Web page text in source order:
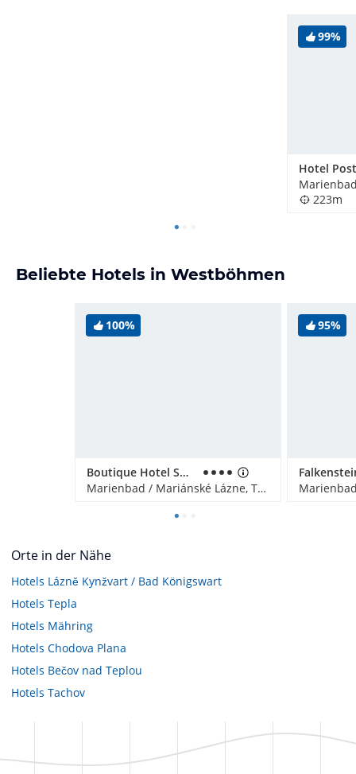
99%
Hotel
223m
Beliebte Hotels in Westböhmen
100%
Boutique Hotel SwissHouse
Marienbad / Mariánské Lázne, Tschechien
95%
Orte in der Nähe
Hotels Lázně Kynžvart / Bad Königswart
Hotels Tepla
Hotels Mähring
Hotels Chodova Plana
Hotels Bečov nad Teplou
Hotels Tachov